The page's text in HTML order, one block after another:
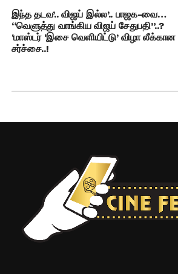
இந்த தடவ’.. விஜய் இல்ல’.. பாஜக-வை…
“வெளுத்து வாங்கிய விஜய் சேதுபதி”..?
‘மாஸ்டர் ‘இசை வெளியிட்டு’ விழா லீக்கான
சர்ச்சை..!